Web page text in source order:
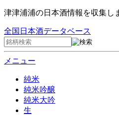
津津浦浦の日本酒情報を収集し
全国日本酒データベース
メニュー
純米
純米吟醸
純米大吟
生